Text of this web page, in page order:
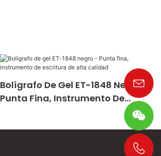
Bolígrafo De Gel ET-1848 Negro -
Punta Fina, Instrumento De